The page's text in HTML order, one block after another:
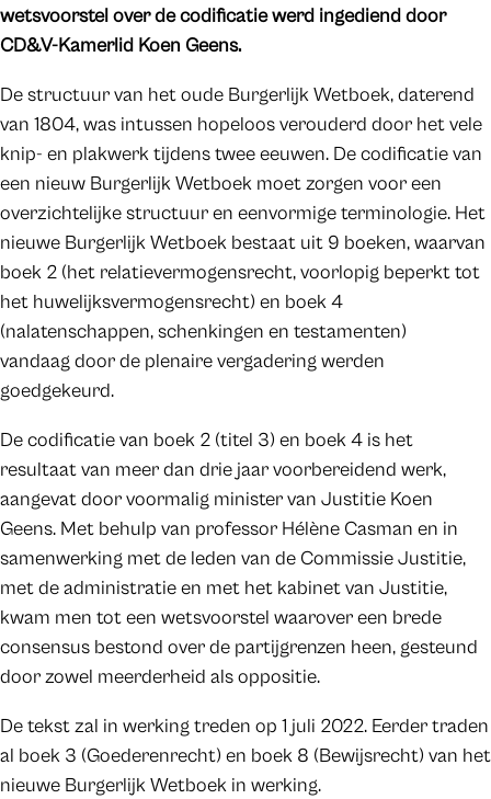
wetsvoorstel over de codificatie werd ingediend door
CD&V-Kamerlid Koen Geens.
De structuur van het oude Burgerlijk Wetboek, daterend
van 1804, was intussen hopeloos verouderd door het vele
knip- en plakwerk tijdens twee eeuwen. De codificatie van
een nieuw Burgerlijk Wetboek moet zorgen voor een
overzichtelijke structuur en eenvormige terminologie. Het
nieuwe Burgerlijk Wetboek bestaat uit 9 boeken, waarvan
boek 2 (het relatievermogensrecht, voorlopig beperkt tot
het huwelijksvermogensrecht) en boek 4
(nalatenschappen, schenkingen en testamenten)
vandaag door de plenaire vergadering werden
goedgekeurd.
De codificatie van boek 2 (titel 3) en boek 4 is het
resultaat van meer dan drie jaar voorbereidend werk,
aangevat door voormalig minister van Justitie Koen
Geens. Met behulp van professor Hélène Casman en in
samenwerking met de leden van de Commissie Justitie,
met de administratie en met het kabinet van Justitie,
kwam men tot een wetsvoorstel waarover een brede
consensus bestond over de partijgrenzen heen, gesteund
door zowel meerderheid als oppositie.
De tekst zal in werking treden op 1 juli 2022. Eerder traden
al boek 3 (Goederenrecht) en boek 8 (Bewijsrecht) van het
nieuwe Burgerlijk Wetboek in werking.